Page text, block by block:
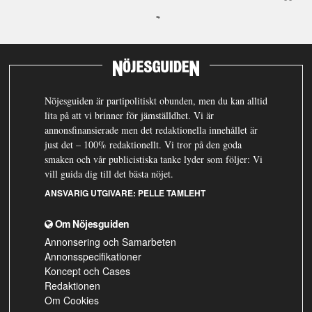
Nöjesguiden är partipolitiskt obunden, men du kan alltid
lita på att vi brinner för jämställdhet. Vi är
annonsfinansierade men det redaktionella innehållet är
just det – 100% redaktionellt. Vi tror på den goda
smaken och vår publicistiska tanke lyder som följer: Vi
vill guida dig till det bästa nöjet.
ANSVARIG UTGIVARE: PELLE TAMLEHT
Om Nöjesguiden
Annonsering och Samarbeten
Annonsspecifikationer
Koncept och Cases
Redaktionen
Om Cookies